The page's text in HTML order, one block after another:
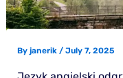
By janerik / July 7, 2025